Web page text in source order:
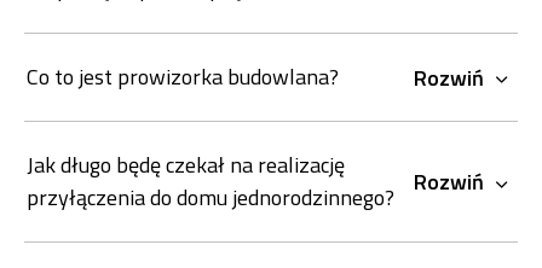
Co to jest prowizorka budowlana? Rozwiń
Jak długo będę czekał na realizację
przyłączenia do domu jednorodzinnego?
Rozwiń